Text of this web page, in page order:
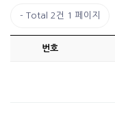
Total 2건 1 페이지
번호